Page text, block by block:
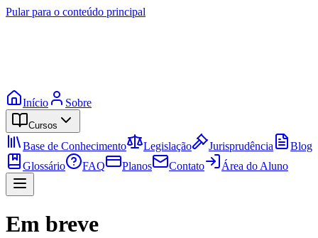
Pular para o conteúdo principal
Início Sobre
Cursos
Base de Conhecimento Legislação Jurisprudência
Blog
Glossário
FAQ Planos Contato Área do Aluno
Em breve